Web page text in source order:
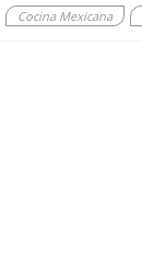
Cocina Mexicana